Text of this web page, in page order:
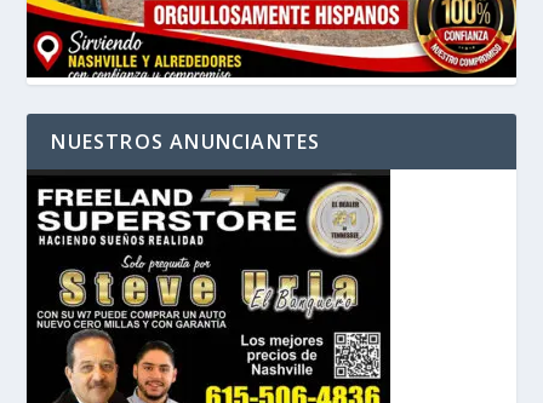
NUESTROS ANUNCIANTES